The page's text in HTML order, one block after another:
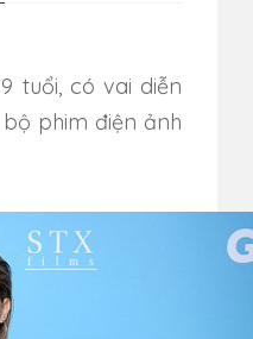
phim điện ảnh